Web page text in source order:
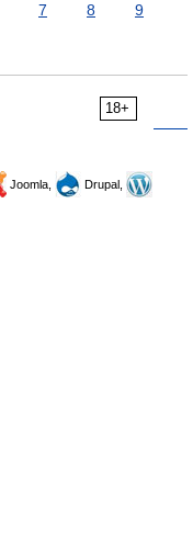
7 8
9
18+
Joomla,
Drupal,